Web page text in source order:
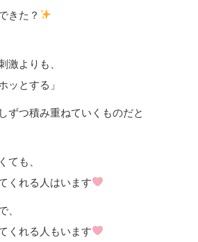
きた？
激よりも、
ッとする」
ずつ積み重ねていくものだと
ても、
くれる人はいます
、
くれる人もいます